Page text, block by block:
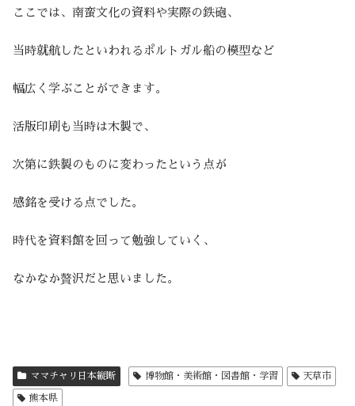
ここでは、南蛮文化の資料や実際の鉄砲、
当時就航したといわれるポルトガル船の模型など
幅広く学ぶことができます。
活版印刷も当時は木製で、
次第に鉄製のものに変わったという点が
感銘を受ける点でした。
時代を資料館を回って勉強していく、
なかなか贅沢だと思いました。
ママチャリ日本縦断 博物館・美術館・図書館・学習 天草市
熊本県